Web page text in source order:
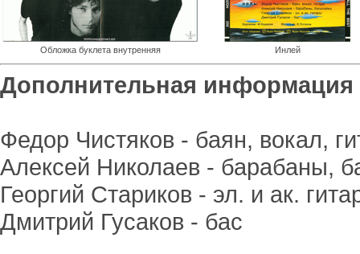
Обложка буклета внутренняя Инлей
Дополнительная информация
Федор Чистяков - баян, вокал,
Алексей Николаев - барабаны,
Георгий Стариков - эл. и ак.
Дмитрий Гусаков - бас